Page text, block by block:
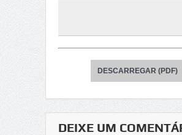
DESCARREGAR (PDF)
DEIXE UM